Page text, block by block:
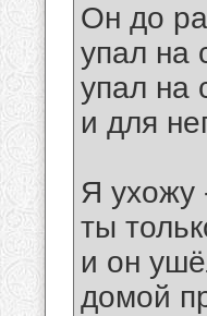
Он до
упал на
упал на
и для
Я ухожу
ты
и он
домой